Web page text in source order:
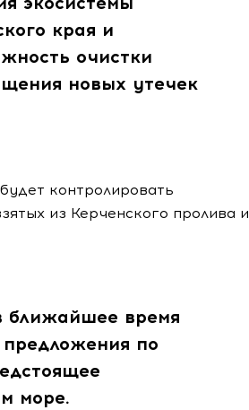
края и
очистки
новых утечек
контролировать
из Керченского пролива и
ближайшее время
по
море.